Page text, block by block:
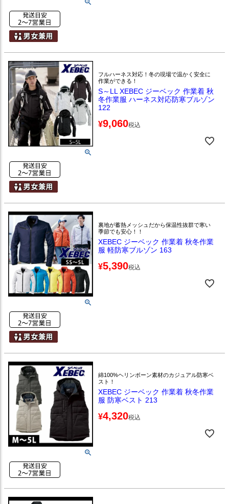
フルハーネス対応！冬の現場で温かく安全に
作業ができる！
S～LL XEBEC ジーベック 作業着 秋
冬作業服 ハーネス対応防寒ブルゾン
122
¥9,060税込
裏地が蓄熱メッシュだから保温性抜群で寒い
季節でも安心！！
XEBEC ジーベック 作業着 秋冬作業
服 軽防寒ブルゾン 163
¥5,390税込
綿100%ヘリンボーン素材のカジュアル防寒ベ
スト！
XEBEC ジーベック 作業着 秋冬作業
服 防寒ベスト 213
¥4,320税込